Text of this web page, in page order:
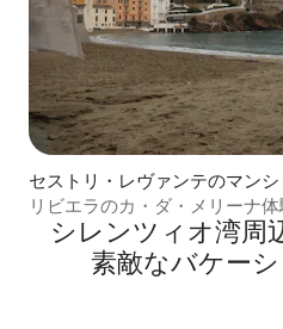
セストリ・レヴァンテのマン
ト
リビエラのカ・ダ・メリーナ体
シレンツィオ湾⁠周⁠
素⁠敵⁠なバ⁠ケ⁠ー⁠